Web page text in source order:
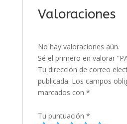
Valoraciones
No hay valoraciones aún.
Sé el primero en valorar
Tu dirección de correo
publicada. Los campos
marcados con *
Tu puntuación *